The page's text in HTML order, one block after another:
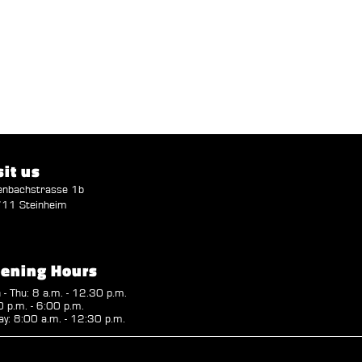
us
1b
Steinheim
Hours
- Thu: 8 a.m. - 12.30 p.m.
p.m. - 6:00 p.m.
8:00 a.m. - 12:30 p.m.